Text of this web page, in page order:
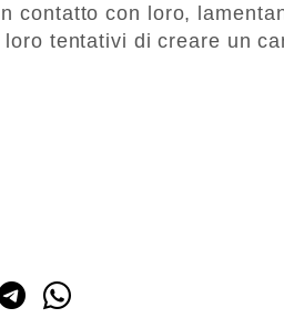
contatto con loro,
tentativi di creare un